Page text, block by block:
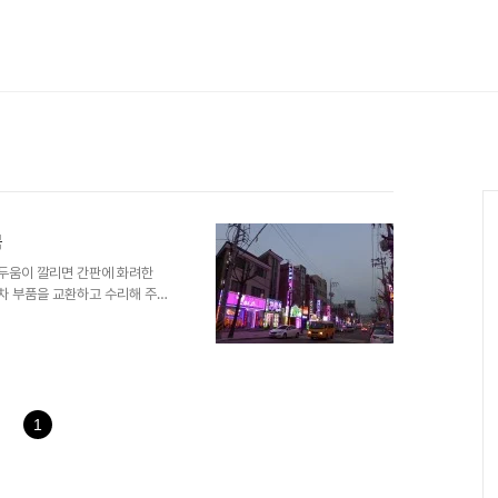
이 깔리면 간판에 화려한
부품을 교환하고 수리해 주던
터 지금까지 밧데리골목이라
하면 일반적으로 안양6동의
1